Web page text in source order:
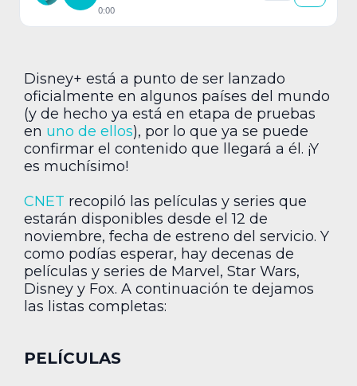
0:00
Disney+ está a punto de ser lanzado
oficialmente en algunos países del mundo
(y de hecho ya está en etapa de pruebas
en uno de ellos), por lo que ya se puede
confirmar el contenido que llegará a él. ¡Y
es muchísimo!
CNET recopiló las películas y series que
estarán disponibles desde el 12 de
noviembre, fecha de estreno del servicio. Y
como podías esperar, hay decenas de
películas y series de Marvel, Star Wars,
Disney y Fox. A continuación te dejamos
las listas completas:
PELÍCULAS